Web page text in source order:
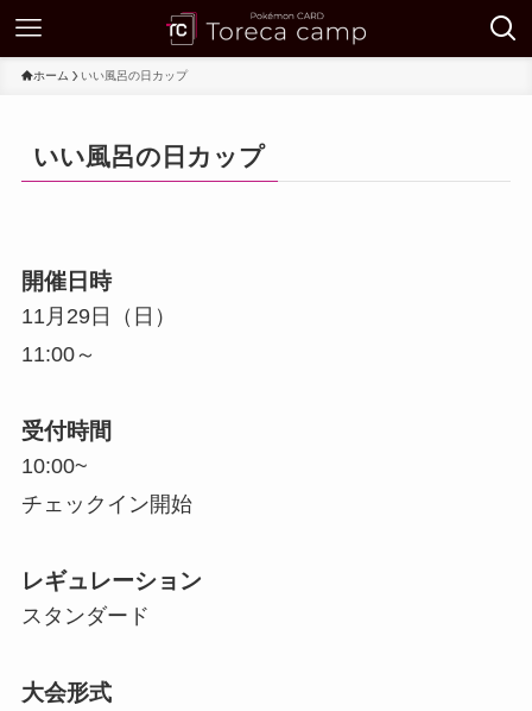
ホーム いい風呂の日カップ
いい風呂の日カップ
開催日時
11月29日（日）
11:00～
受付時間
10:00~
チェックイン開始
レギュレーション
スタンダード
大会形式